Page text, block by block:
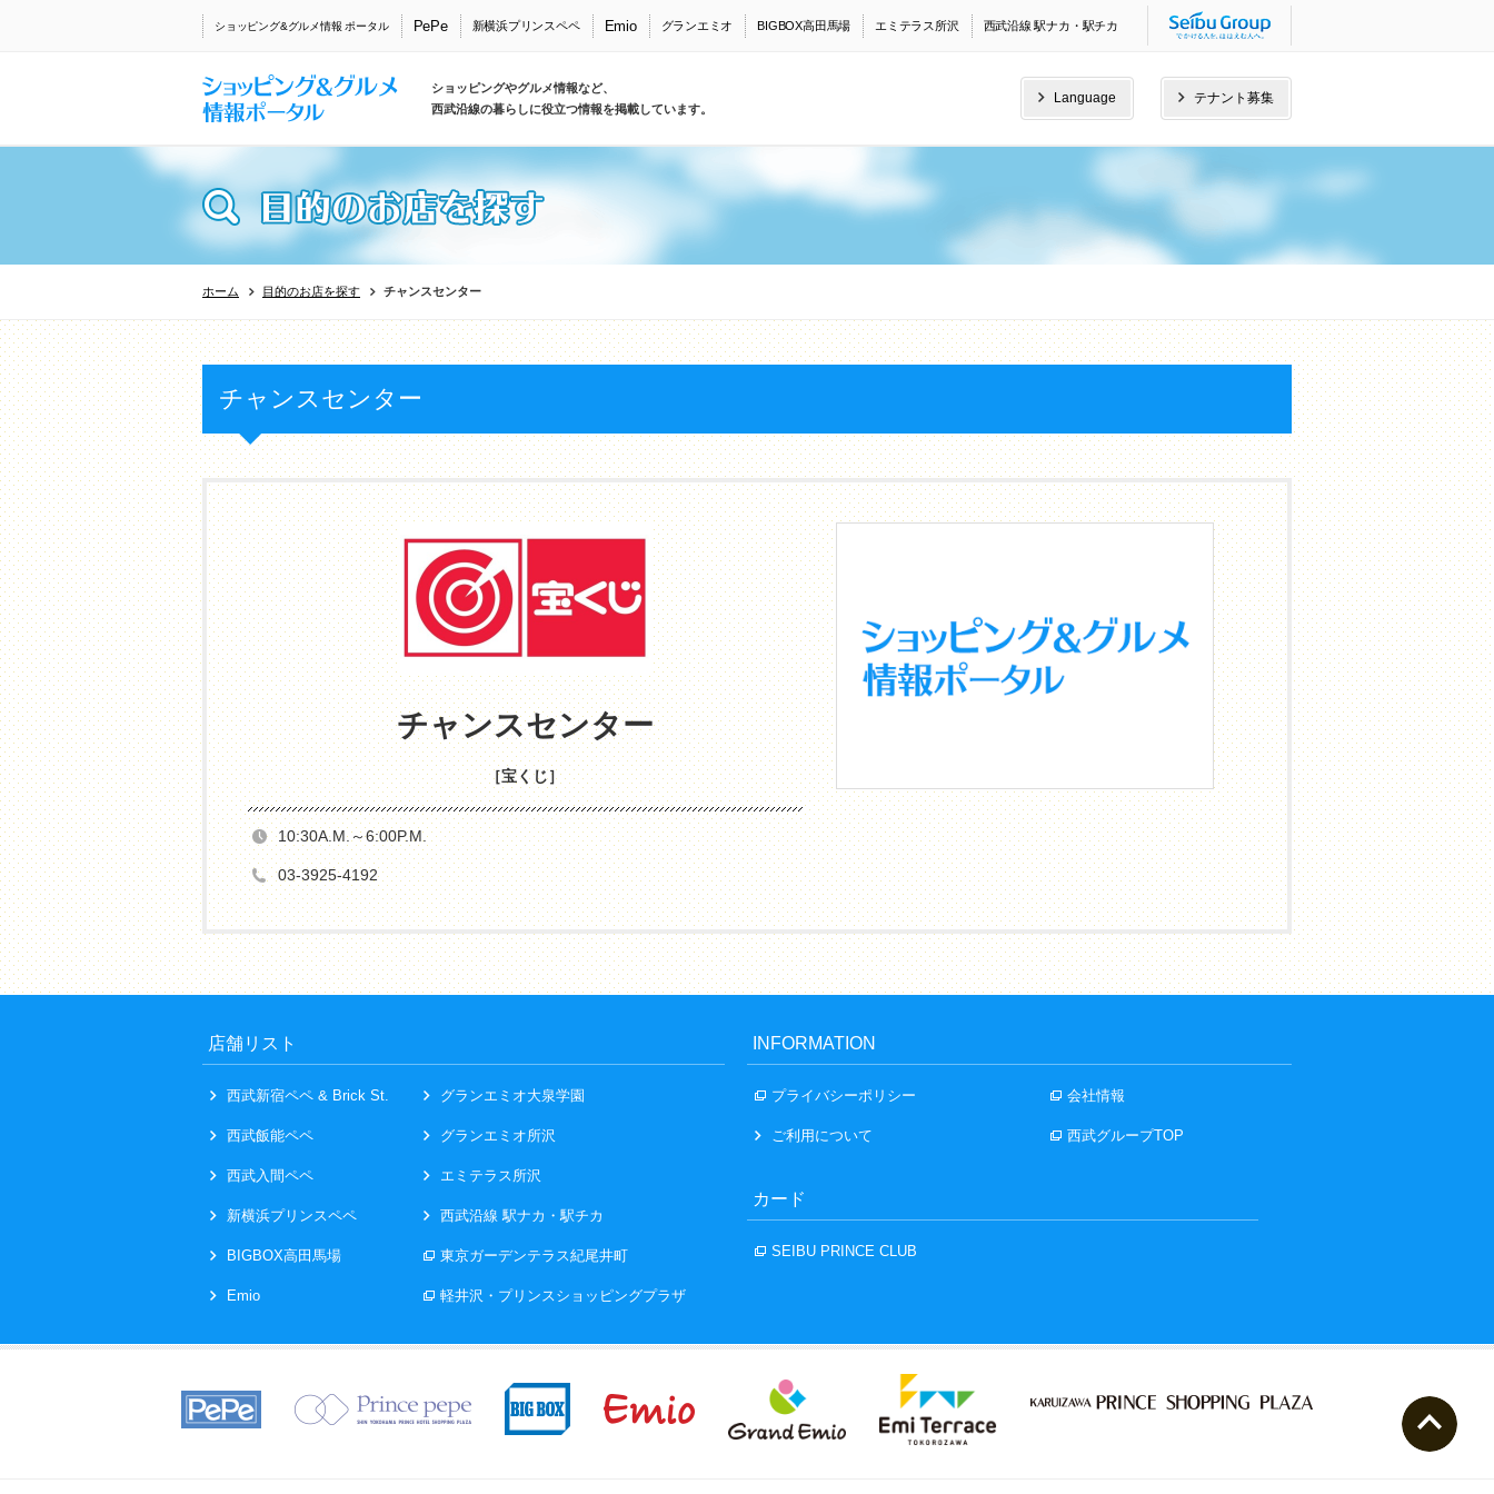
ショッピング&グルメ情報 ポータル PePe 新横浜プリンスペペ Emio グランエミオ BIGBOX高田馬場 エミテラス所沢 西武沿線 駅ナカ・駅チカ
ショッピングやグルメ情報など、
西武沿線の暮らしに役立つ情報を掲載しています。
Language テナント募集
ホーム 目的のお店を探す チャンスセンター
チャンスセンター
チャンスセンター
［宝くじ］
10:30A.M.～6:00P.M.
03-3925-4192
店舗リスト
西武新宿ペペ & Brick St.
西武飯能ペペ
西武入間ペペ
新横浜プリンスペペ
BIGBOX高田馬場
Emio
グランエミオ大泉学園
グランエミオ所沢
エミテラス所沢
西武沿線 駅ナカ・駅チカ
東京ガーデンテラス紀尾井町
軽井沢・プリンスショッピングプラザ
INFORMATION
プライバシーポリシー
ご利用について
会社情報
西武グループTOP
カード
SEIBU PRINCE CLUB